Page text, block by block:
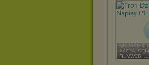
MIEJSCE #
AKCJA, SCI-
FILMWEB: ...